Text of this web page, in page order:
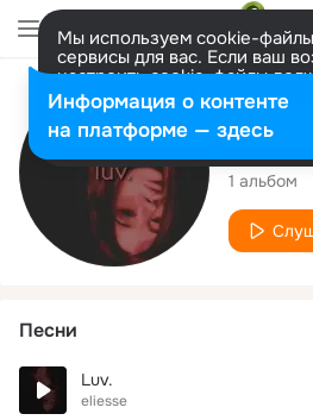
Мы используем cookie-
сервисы для вас. Если ваш
настроить cookie-файлы
представитель. Больше
Разрешить все Настроить
eliesse
1 альбом
Песни
Luv.
eliesse
Информация о контенте
на платформе — здесь